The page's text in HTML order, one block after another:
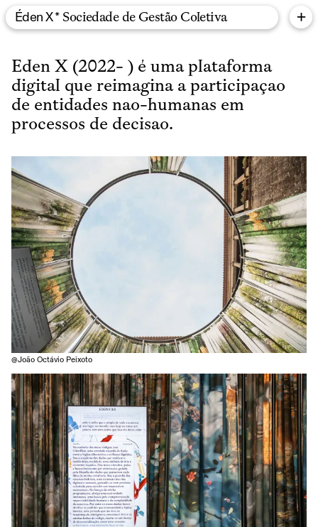
Éden X * Sociedade de Gestão Coletiva +
Eden X (2022- ) é uma plataforma
digital que reimagina a participaçao
de entidades nao-humanas em
processos de decisao.
@João Octávio Peixoto